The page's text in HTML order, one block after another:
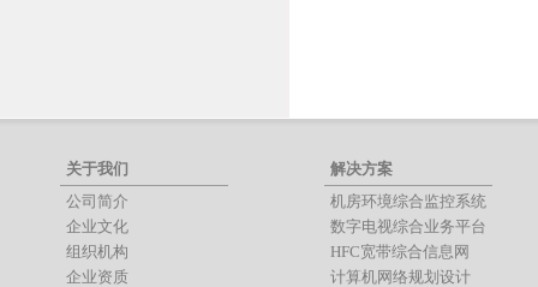
关于我们
公司简介
企业文化
组织机构
企业资质
解决方案
机房环境综合监控系统
数字电视综合业务平台
HFC宽带综合信息网
计算机网络规划设计